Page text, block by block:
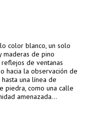
color blanco, un solo
maderas de pino
de ventanas
hacia la observación de
una línea de
piedra, como una calle
amenazada...